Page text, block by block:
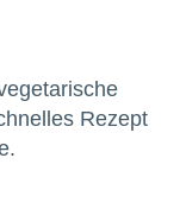
Rezept